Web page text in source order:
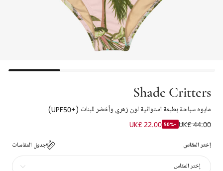
Shade Critters
مايوه سباحة بطبعة استوائية لون زهري وأخضر للبنات (+UPF50)
UK£ 44.00
-50%
UK£ 22.00
إختر المقاس جدول المقاسات
إختر المقاس